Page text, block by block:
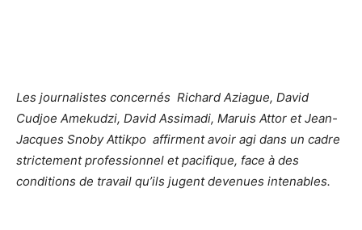
Les journalistes concernés Richard Aziague, David
Cudjoe Amekudzi, David Assimadi, Maruis Attor et Jean-
Jacques Snoby Attikpo affirment avoir agi dans un cadre
strictement professionnel et pacifique, face à des
conditions de travail qu’ils jugent devenues intenables.